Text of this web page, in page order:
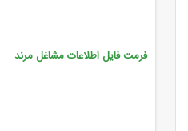
فرمت فایل اطلاعات مشاغل مرند